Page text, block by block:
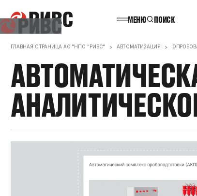
МЕНЮ ПОИСК
НАЗАД
ГЛАВНАЯ СТРАНИЦА АО "НПО "РИВС" АВТОМАТИЗАЦИЯ